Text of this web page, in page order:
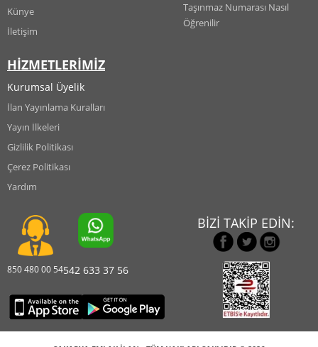
Künye
İletişim
HİZMETLERİMİZ
Kurumsal Üyelik
İlan Yayınlama Kuralları
Yayın İlkeleri
Gizlilik Politikası
Çerez Politikası
Yardım
Taşınmaz Numarası Nasıl
Öğrenilir
850 480 00 54542 633 37 56
BİZİ TAKİP EDİN: